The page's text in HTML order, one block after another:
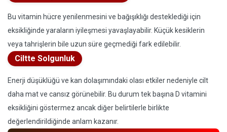
Bu vitamin hücre yenilenmesini ve bağışıklığı desteklediği için
eksikliğinde yaraların iyileşmesi yavaşlayabilir. Küçük kesiklerin
veya tahrişlerin bile uzun süre geçmediği fark edilebilir.
Ciltte Solgunluk
Enerji düşüklüğü ve kan dolaşımındaki olası etkiler nedeniyle cilt
daha mat ve cansız görünebilir. Bu durum tek başına D vitamini
eksikliğini göstermez ancak diğer belirtilerle birlikte
değerlendirildiğinde anlam kazanır.